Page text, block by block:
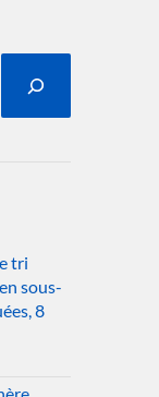
tri
sous-
8